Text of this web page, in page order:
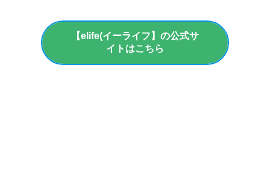
【elife(イーライフ】の公式サ
イトはこちら